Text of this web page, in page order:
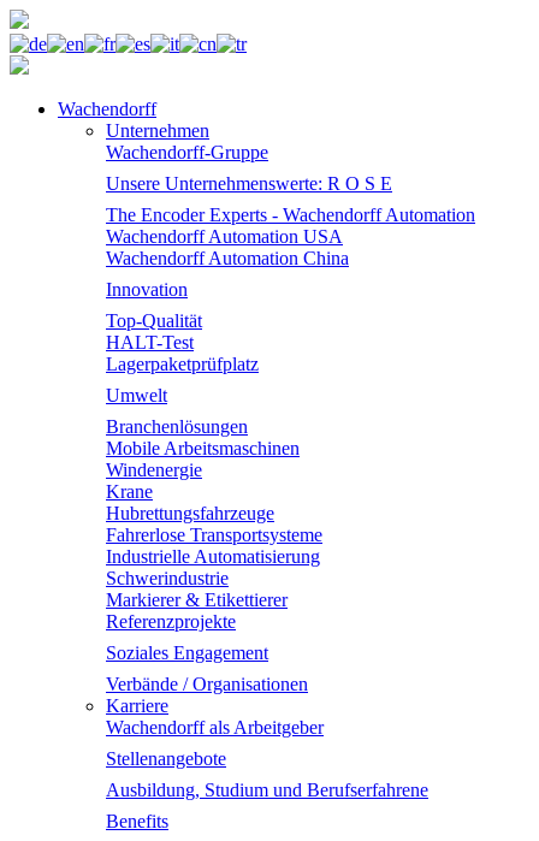
Wachendorff
Unternehmen
Wachendorff-Gruppe
Unsere Unternehmenswerte: R O S E
The Encoder Experts - Wachendorff Automation
Wachendorff Automation USA
Wachendorff Automation China
Innovation
Top-Qualität
HALT-Test
Lagerpaketprüfplatz
Umwelt
Branchenlösungen
Mobile Arbeitsmaschinen
Windenergie
Krane
Hubrettungsfahrzeuge
Fahrerlose Transportsysteme
Industrielle Automatisierung
Schwerindustrie
Markierer & Etikettierer
Referenzprojekte
Soziales Engagement
Verbände / Organisationen
Karriere
Wachendorff als Arbeitgeber
Stellenangebote
Ausbildung, Studium und Berufserfahrene
Benefits